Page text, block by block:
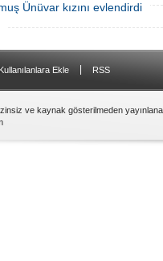
Ünüvar kızını evlendirdi
Ekle RSS
ve kaynak gösterilmeden